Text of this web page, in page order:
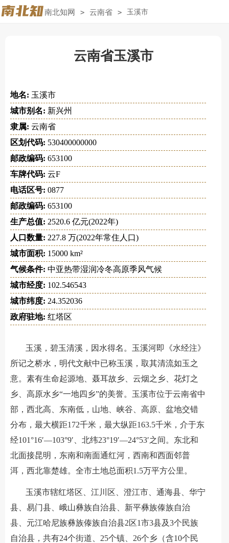
南北知网 > 云南省 > 玉溪市
云南省玉溪市
地名: 玉溪市
城市别名: 新兴州
隶属: 云南省
区划代码: 530400000000
邮政编码: 653100
车牌代码: 云F
电话区号: 0877
邮政编码: 653100
生产总值: 2520.6 亿元(2022年)
人口数量: 227.8 万(2022年常住人口)
城市面积: 15000 km²
气候条件: 中亚热带湿润冷冬高原季风气候
城市经度: 102.546543
城市纬度: 24.352036
政府驻地: 红塔区
玉溪，碧玉清溪，因水得名。玉溪河即《水经注》
所记之桥水，明代文献中已称玉溪，取其清流如玉之
意。素有生命起源地、聂耳故乡、云烟之乡、花灯之
乡、高原水乡“一地四乡”的美誉。玉溪市位于云南省中
部，西北高、东南低，山地、峡谷、高原、盆地交错
分布，最大横距172千米，最大纵距163.5千米，介于东
经101°16′―103°9′、北纬23°19′—24°53′之间。东北和
北面接昆明，东南和南面通红河，西南和西面邻普
洱，西北靠楚雄。全市土地总面积1.5万平方公里。
玉溪市辖红塔区、江川区、澄江市、通海县、华宁
县、易门县、峨山彝族自治县、新平彝族傣族自治
县、元江哈尼族彝族傣族自治县2区1市3县及3个民族
自治县，共有24个街道、25个镇、26个乡（含10个民